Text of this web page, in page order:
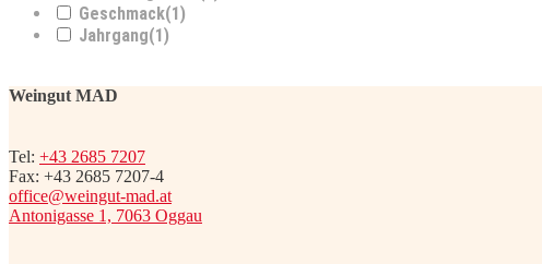
Geschmack(1)
Jahrgang(1)
Weingut MAD
Tel: +43 2685 7207
Fax: +43 2685 7207-4
office@weingut-mad.at
Antonigasse 1, 7063 Oggau